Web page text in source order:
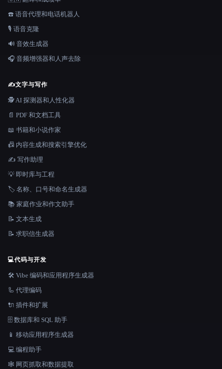
☎️ 语音代理和电话机器人
🎙️ 语音克隆
🔊 音效生成器
🎧 音频增强器和人声去除
✍️文字与写作
🕵️ AI 探测器和人性化器
📄 PDF 和文档工具
📖 书籍和小说作家
📠 内容生成和搜索引擎优化
✍️ 写作助理
💡 即时库与工程
🏷️ 名称、口号和命名生成器
📚 家庭作业和作文助手
📝 文本生成
📝 求职信生成器
💻代码与开发
🛠️ Vibe 编码和应用程序生成器
🦾 代理编码
🔌 插件和扩展
🗄️ 数据库和 SQL 助手
📱 移动应用程序生成器
💻 编程助手
🕸️ 网页抓取和数据提取